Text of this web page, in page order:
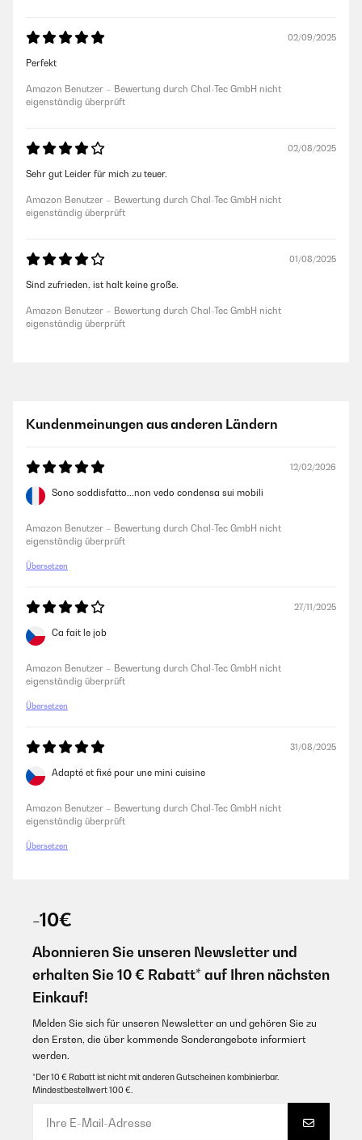
02/09/2025
Perfekt
Amazon Benutzer – Bewertung durch Chal-Tec GmbH nicht
eigenständig überprüft
02/08/2025
Sehr gut Leider für mich zu teuer.
Amazon Benutzer – Bewertung durch Chal-Tec GmbH nicht
eigenständig überprüft
01/08/2025
Sind zufrieden, ist halt keine große.
Amazon Benutzer – Bewertung durch Chal-Tec GmbH nicht
eigenständig überprüft
Kundenmeinungen aus anderen Ländern
12/02/2026
Sono soddisfatto...non vedo condensa sui mobili
Amazon Benutzer – Bewertung durch Chal-Tec GmbH nicht
eigenständig überprüft
Übersetzen
27/11/2025
Ca fait le job
Amazon Benutzer – Bewertung durch Chal-Tec GmbH nicht
eigenständig überprüft
Übersetzen
31/08/2025
Adapté et fixé pour une mini cuisine
Amazon Benutzer – Bewertung durch Chal-Tec GmbH nicht
eigenständig überprüft
Übersetzen
-10€
Abonnieren Sie unseren Newsletter und
erhalten Sie 10 € Rabatt* auf Ihren nächsten
Einkauf!
Melden Sie sich für unseren Newsletter an und gehören Sie zu
den Ersten, die über kommende Sonderangebote informiert
werden.
*Der 10 € Rabatt ist nicht mit anderen Gutscheinen kombinierbar.
Mindestbestellwert 100 €.